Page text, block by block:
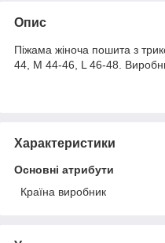
Опис
Піжама жіноча пошита з
44, M 44-46, L 46-48.
Характеристики
Основні атрибути
Країна виробник